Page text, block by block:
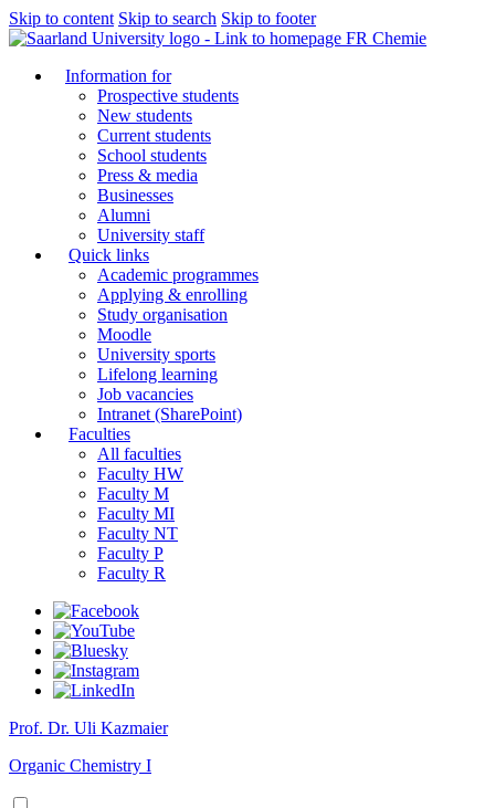
Skip to content Skip to search Skip to footer
FR Chemie
Information for
Prospective students
New students
Current students
School students
Press & media
Businesses
Alumni
University staff
Quick links
Academic programmes
Applying & enrolling
Study organisation
Moodle
University sports
Lifelong learning
Job vacancies
Intranet (SharePoint)
Faculties
All faculties
Faculty HW
Faculty M
Faculty MI
Faculty NT
Faculty P
Faculty R
Prof. Dr. Uli Kazmaier
Organic Chemistry I